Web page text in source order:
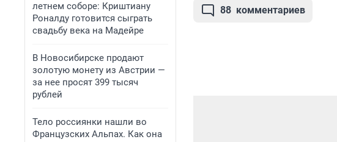
летнем соборе: Криштиану
Роналду готовится сыграть
свадьбу века на Мадейре
В Новосибирске продают
золотую монету из Австрии —
за нее просят 399 тысяч
рублей
Тело россиянки нашли во
Французских Альпах. Как она
88 комментариев